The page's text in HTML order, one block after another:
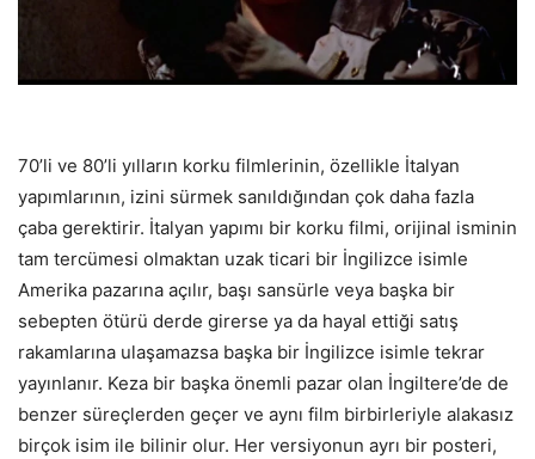
70’li ve 80’li yılların korku filmlerinin, özellikle İtalyan
yapımlarının, izini sürmek sanıldığından çok daha fazla
çaba gerektirir. İtalyan yapımı bir korku filmi, orijinal isminin
tam tercümesi olmaktan uzak ticari bir İngilizce isimle
Amerika pazarına açılır, başı sansürle veya başka bir
sebepten ötürü derde girerse ya da hayal ettiği satış
rakamlarına ulaşamazsa başka bir İngilizce isimle tekrar
yayınlanır. Keza bir başka önemli pazar olan İngiltere’de de
benzer süreçlerden geçer ve aynı film birbirleriyle alakasız
birçok isim ile bilinir olur. Her versiyonun ayrı bir posteri,